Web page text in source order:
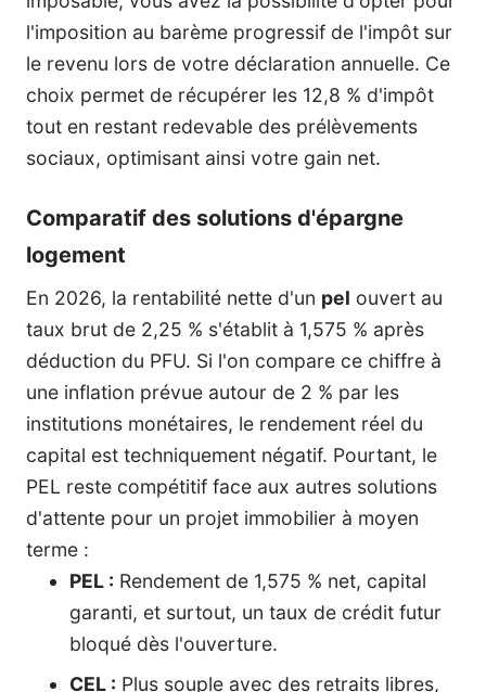
l'imposition au barème progressif de l'impôt sur
le revenu lors de votre déclaration annuelle. Ce
choix permet de récupérer les 12,8 % d'impôt
tout en restant redevable des prélèvements
sociaux, optimisant ainsi votre gain net.
Comparatif des solutions d'épargne
logement
En 2026, la rentabilité nette d'un pel ouvert au
taux brut de 2,25 % s'établit à 1,575 % après
déduction du PFU. Si l'on compare ce chiffre à
une inflation prévue autour de 2 % par les
institutions monétaires, le rendement réel du
capital est techniquement négatif. Pourtant, le
PEL reste compétitif face aux autres solutions
d'attente pour un projet immobilier à moyen
terme :
PEL : Rendement de 1,575 % net, capital
garanti, et surtout, un taux de crédit futur
bloqué dès l'ouverture.
CEL : Plus souple avec des retraits libres,